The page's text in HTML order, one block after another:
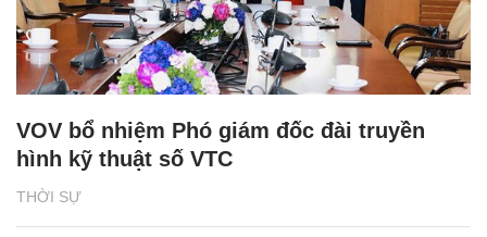
THỜI SỰ
VOV bổ nhiệm Phó giám đốc đài truyền
hình kỹ thuật số VTC